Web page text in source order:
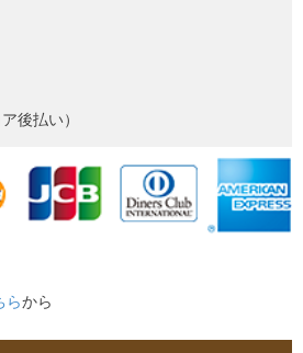
後払い）
らから